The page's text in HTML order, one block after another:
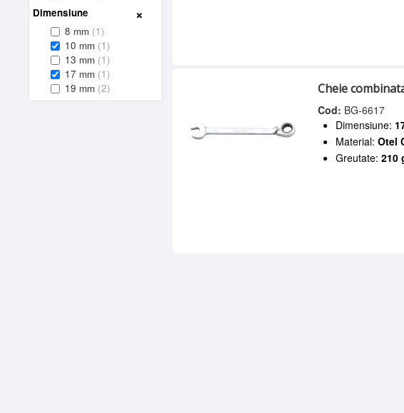
Dimensiune
8 mm (1)
10 mm (1)
13 mm (1)
17 mm (1)
19 mm (2) Cheie
Cod: BG-6617
Dimensiune:
Material:Otel
Greutate:210